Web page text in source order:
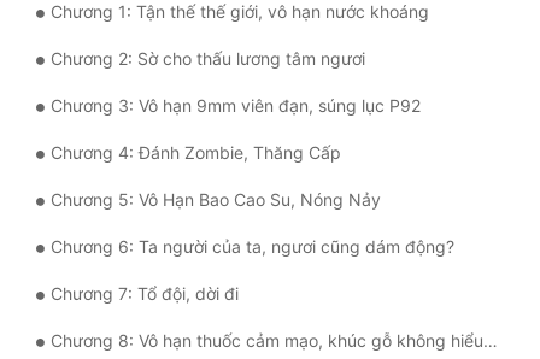
Chương 1: Tận thế thế giới, vô hạn nước khoáng
Chương 2: Sờ cho thấu lương tâm ngươi
Chương 3: Vô hạn 9mm viên đạn, súng lục P92
Chương 4: Đánh Zombie, Thăng Cấp
Chương 5: Vô Hạn Bao Cao Su, Nóng Nảy
Chương 6: Ta người của ta, ngươi cũng dám động?
Chương 7: Tổ đội, dời đi
Chương 8: Vô hạn thuốc cảm mạo, khúc gỗ không hiểu thương hương tiếc ngọc